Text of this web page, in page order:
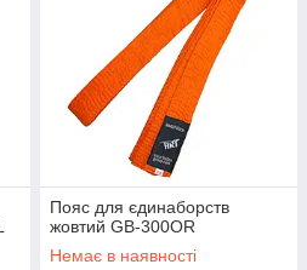
Пояс для єдинаборств
жовтий GB-300OR
Немає в наявності